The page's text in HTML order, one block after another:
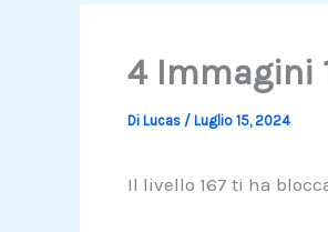
4 Immagini
Di Lucas / Luglio 15, 2024
Il livello 167 ti ha